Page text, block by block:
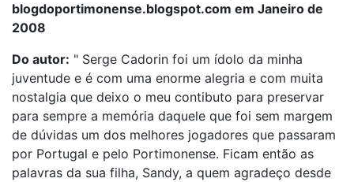
blogdoportimonense.blogspot.com em Janeiro de
2008
Do autor: " Serge Cadorin foi um ídolo da minha
juventude e é com uma enorme alegria e com muita
nostalgia que deixo o meu contibuto para preservar
para sempre a memória daquele que foi sem margem
de dúvidas um dos melhores jogadores que passaram
por Portugal e pelo Portimonense. Ficam então as
palavras da sua filha, Sandy, a quem agradeço desde